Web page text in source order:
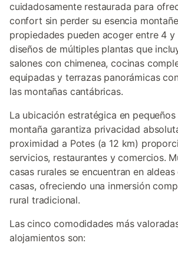
cuidadosamente restaurada para
confort sin perder su esencia
propiedades pueden acoger entre 4 y
diseños de múltiples plantas que
salones con chimenea, cocinas
equipadas y terrazas panorámicas
las montañas cantábricas.
La ubicación estratégica en
montaña garantiza privacidad
proximidad a Potes (a 12 km)
servicios, restaurantes y comercios.
casas rurales se encuentran en
casas, ofreciendo una inmersión
rural tradicional.
Las cinco comodidades más
alojamientos son: